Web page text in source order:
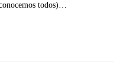
todos)…